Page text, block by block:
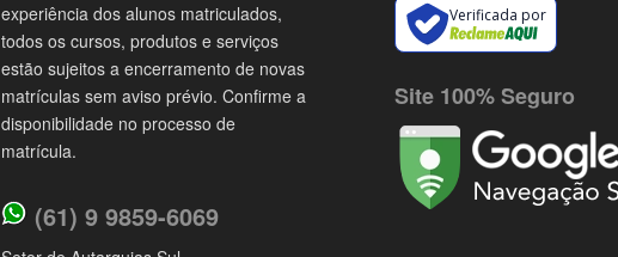
experiência dos alunos matriculados,
todos os cursos, produtos e serviços
estão sujeitos a encerramento de novas
matrículas sem aviso prévio. Confirme a
disponibilidade no processo de
matrícula.
(61) 9 9859-6069
Verificada por
Site 100% Seguro